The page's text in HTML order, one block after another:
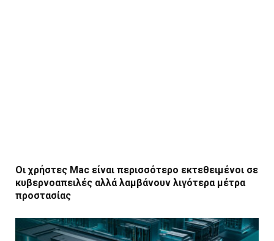
Οι χρήστες Mac είναι περισσότερο εκτεθειμένοι σε
κυβερνοαπειλές αλλά λαμβάνουν λιγότερα μέτρα
προστασίας